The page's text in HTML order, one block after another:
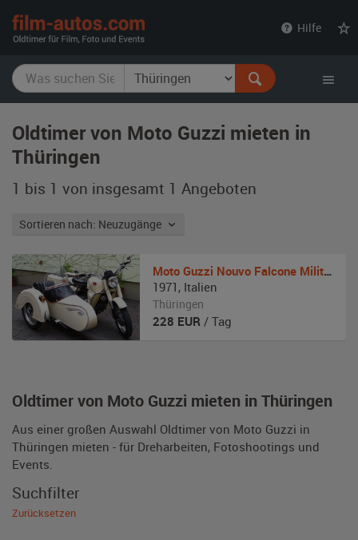
Hilfe
Oldtimer von Moto Guzzi mieten in
Thüringen
1 bis 1 von insgesamt 1 Angeboten
Sortieren nach: Neuzugänge
Oldtimer von Moto Guzzi mieten in Thüringen
Aus einer großen Auswahl Oldtimer von Moto Guzzi in
Thüringen mieten - für Dreharbeiten, Fotoshootings und
Events.
Moto Guzzi Nouvo Falcone Militare
1971 , Italien
Thüringen
228 EUR / Tag
Suchfilter
Zurücksetzen